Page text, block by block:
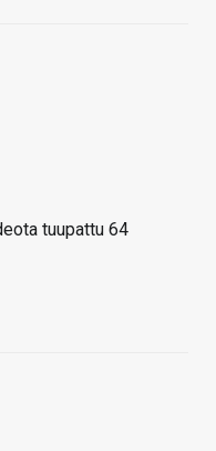
tuupattu 64